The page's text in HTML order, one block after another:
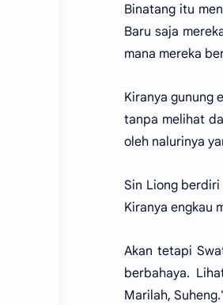
Binatang itu
Baru saja
mana mereka
Kiranya gunung
tanpa melihat
oleh nalurinya
Sin Liong berdiri
Kiranya engkau
Akan tetapi
berbahaya.
Marilah,